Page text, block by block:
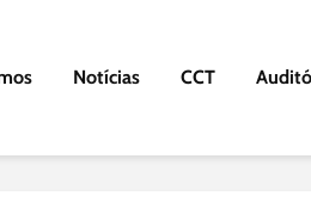
Notícias CCT